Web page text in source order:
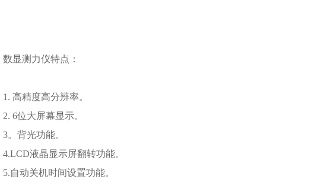
数显测力仪特点：
1. 高精度高分辨率。
2. 6位大屏幕显示。
3。背光功能。
4.LCD液晶显示屏翻转功能。
5.自动关机时间设置功能。